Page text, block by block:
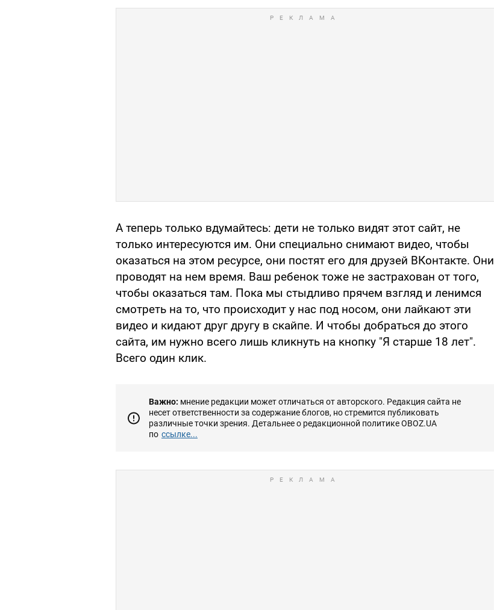
А теперь только вдумайтесь: дети не только видят этот сайт, не
только интересуются им. Они специально снимают видео, чтобы
оказаться на этом ресурсе, они постят его для друзей ВКонтакте. Они
проводят на нем время. Ваш ребенок тоже не застрахован от того,
чтобы оказаться там. Пока мы стыдливо прячем взгляд и ленимся
смотреть на то, что происходит у нас под носом, они лайкают эти
видео и кидают друг другу в скайпе. И чтобы добраться до этого
сайта, им нужно всего лишь кликнуть на кнопку "Я старше 18 лет".
Всего один клик.
Важно: мнение редакции может отличаться от авторского. Редакция сайта не
несет ответственности за содержание блогов, но стремится публиковать
различные точки зрения. Детальнее о редакционной политике OBOZ.UA
по ссылке...